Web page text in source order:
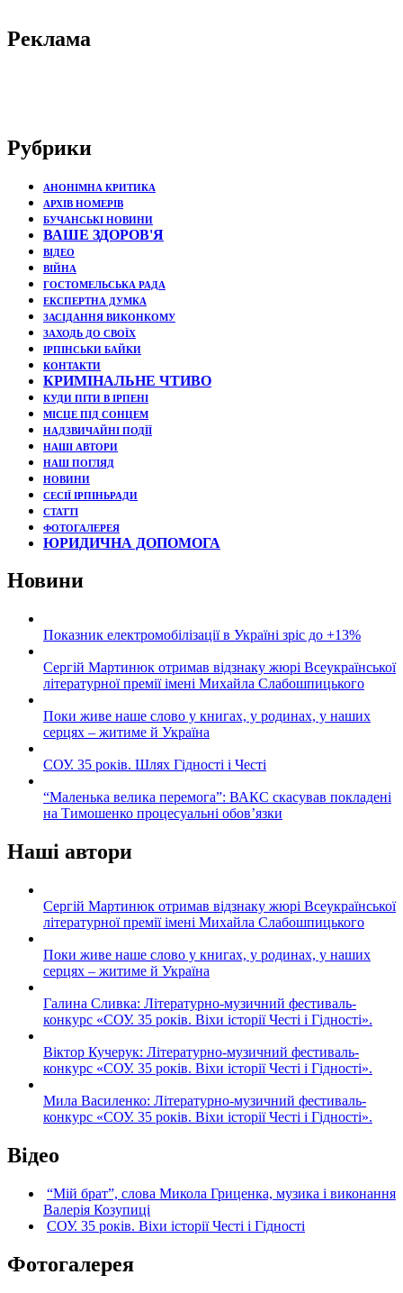
Реклама
Рубрики
АНОНІМНА КРИТИКА
АРХІВ НОМЕРІВ
БУЧАНСЬКІ НОВИНИ
ВАШЕ ЗДОРОВ'Я
ВІДЕО
ВІЙНА
ГОСТОМЕЛЬСЬКА РАДА
ЕКСПЕРТНА ДУМКА
ЗАСІДАННЯ ВИКОНКОМУ
ЗАХОДЬ ДО СВОЇХ
ІРПІНСЬКИ БАЙКИ
КОНТАКТИ
КРИМІНАЛЬНЕ ЧТИВО
КУДИ ПІТИ В ІРПЕНІ
МІСЦЕ ПІД СОНЦЕМ
НАДЗВИЧАЙНІ ПОДЇЇ
НАШІ АВТОРИ
НАШ ПОГЛЯД
НОВИНИ
СЕСІЇ ІРПІНЬРАДИ
СТАТТІ
ФОТОГАЛЕРЕЯ
ЮРИДИЧНА ДОПОМОГА
Новини
Показник електромобілізації в Україні зріс до +13%
Сергій Мартинюк отримав відзнаку жюрі Всеукраїнської
літературної премії імені Михайла Слабошпицького
Поки живе наше слово у книгах, у родинах, у наших
серцях – житиме й Україна
СОУ. 35 років. Шлях Гідності і Честі
“Маленька велика перемога”: ВАКС скасував покладені
на Тимошенко процесуальні обов’язки
Наші автори
Сергій Мартинюк отримав відзнаку жюрі Всеукраїнської
літературної премії імені Михайла Слабошпицького
Поки живе наше слово у книгах, у родинах, у наших
серцях – житиме й Україна
Галина Сливка: Літературно-музичний фестиваль-
конкурс «СОУ. 35 років. Віхи історії Честі і Гідності».
Віктор Кучерук: Літературно-музичний фестиваль-
конкурс «СОУ. 35 років. Віхи історії Честі і Гідності».
Мила Василенко: Літературно-музичний фестиваль-
конкурс «СОУ. 35 років. Віхи історії Честі і Гідності».
Відео
“Мій брат”, слова Микола Гриценка, музика і виконання
Валерія Козупиці
СОУ. 35 років. Віхи історії Честі і Гідності
Фотогалерея